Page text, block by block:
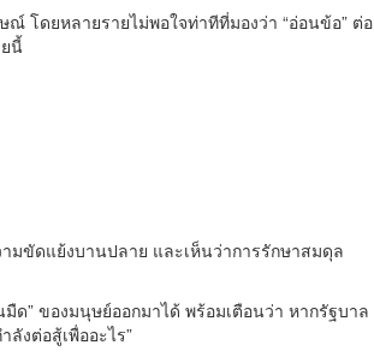
โดยหลายรายไม่พอใจท่าทีที่มองว่า “อ่อนข้อ” ต่อ
นี้
มขัดแย้งบานปลาย และเห็นว่าการรักษาสมดุล
” ของมนุษย์ออกมาได้ พร้อมเตือนว่า หากรัฐบาล
งต่อสู้เพื่ออะไร”